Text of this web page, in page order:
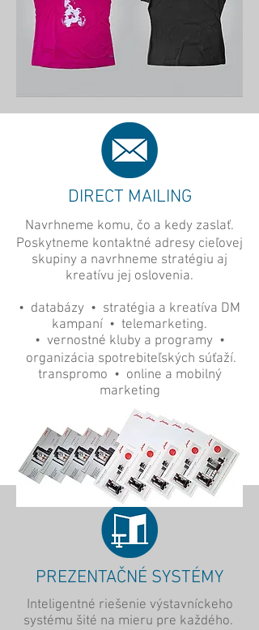
DIRECT MAILING
Navrhneme komu, čo a kedy zaslať.
Poskytneme kontaktné adresy cieľovej
skupiny a navrhneme stratégiu aj
kreatívu jej oslovenia.
• databázy • stratégia a kreatíva DM
kampaní • telemarketing.
• vernostné kluby a programy •
organizácia spotrebiteľských súťaží.
transpromo • online a mobilný
marketing
PREZENTAČNÉ SYSTÉMY
Inteligentné riešenie výstavníckeho
systému šité na mieru pre každého.